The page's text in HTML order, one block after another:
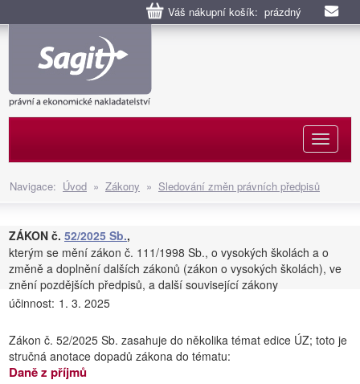
Váš nákupní košík: prázdný
Navigace: Úvod » Zákony » Sledování změn právních předpisů
ZÁKON č. 52/2025 Sb.,
kterým se mění zákon č. 111/1998 Sb., o vysokých školách a o
změně a doplnění dalších zákonů (zákon o vysokých školách), ve
znění pozdějších předpisů, a další související zákony
účinnost: 1. 3. 2025
Zákon č. 52/2025 Sb. zasahuje do několika témat edice ÚZ; toto je
stručná anotace dopadů zákona do tématu:
Daně z příjmů